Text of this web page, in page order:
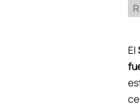
El